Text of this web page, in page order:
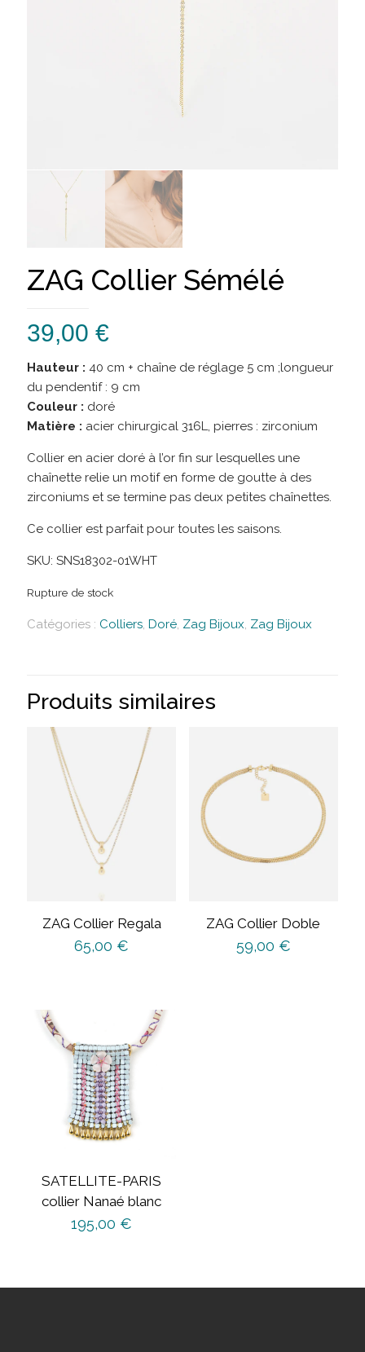
ZAG Collier Sémélé
39,00 €
Hauteur : 40 cm + chaîne de réglage 5 cm ;longueur
du pendentif : 9 cm
Couleur : doré
Matière : acier chirurgical 316L, pierres : zirconium
Collier en acier doré à l’or fin sur lesquelles une
chaînette relie un motif en forme de goutte à des
zirconiums et se termine pas deux petites chaînettes.
Ce collier est parfait pour toutes les saisons.
SKU: SNS18302-01WHT
Rupture de stock
Catégories : Colliers, Doré, Zag Bijoux, Zag Bijoux
Produits similaires
ZAG Collier Regala
65,00 €
ZAG Collier Doble
59,00 €
SATELLITE-PARIS
collier Nanaé blanc
195,00 €